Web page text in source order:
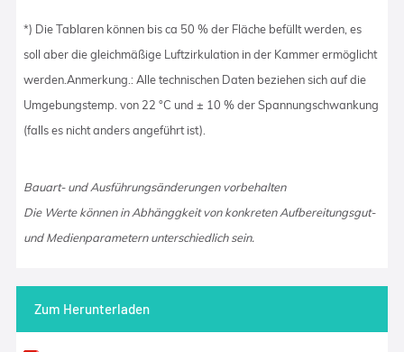
*) Die Tablaren können bis ca 50 % der Fläche befüllt werden, es
soll aber die gleichmäßige Luftzirkulation in der Kammer ermöglicht
werden.Anmerkung.: Alle technischen Daten beziehen sich auf die
Umgebungstemp. von 22 °C und ± 10 % der Spannungschwankung
(falls es nicht anders angeführt ist).
Bauart- und Ausführungsänderungen vorbehalten
Die Werte können in Abhänggkeit von konkreten Aufbereitungsgut-
und Medienparametern unterschiedlich sein.
Zum Herunterladen